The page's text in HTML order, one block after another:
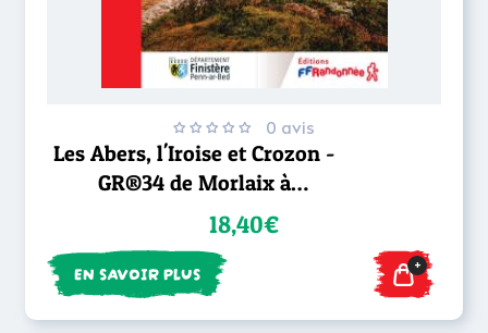
0 avis
Les Abers, l'Iroise et Crozon -
GR®34 de Morlaix à
Douarnenez
18,40€
EN SAVOIR PLUS +